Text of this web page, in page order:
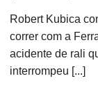
Robert Kubica
correr com a
acidente de rali
interrompeu [...]